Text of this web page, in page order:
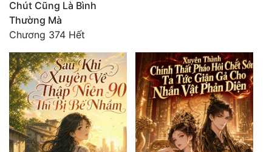
Chút Cũng Là Bình
Thường Mà
Chương 374 Hết